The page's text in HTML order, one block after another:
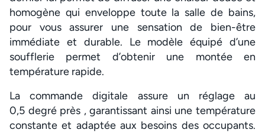
homogène qui enveloppe toute la salle de bains,
pour vous assurer une sensation de bien-être
immédiate et durable. Le modèle équipé d’une
soufflerie permet d’obtenir une montée en
température rapide.
La commande digitale assure un réglage au
0,5 degré près , garantissant ainsi une température
constante et adaptée aux besoins des occupants.